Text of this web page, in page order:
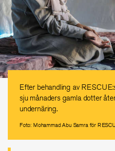
Efter behandling av
sju månaders gamla dotter
undernäring.
Foto: Mohammad Abu Samra för